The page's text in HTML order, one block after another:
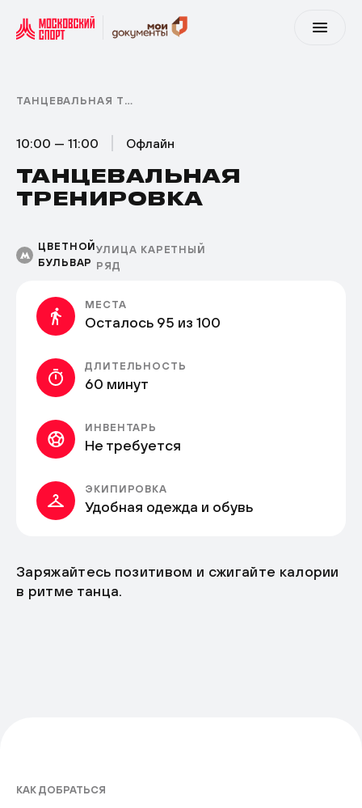
ТАНЦЕВАЛЬНАЯ ТРЕНИРОВКА
10:00 — 11:00 Офлайн
ТАНЦЕВАЛЬНАЯ
ТРЕНИРОВКА
ЦВЕТНОЙ
БУЛЬВАР
УЛИЦА КАРЕТНЫЙ
РЯД
МЕСТА
Осталось 95 из 100
ДЛИТЕЛЬНОСТЬ
60 минут
ИНВЕНТАРЬ
Не требуется
ЭКИПИРОВКА
Удобная одежда и обувь
Заряжайтесь позитивом и сжигайте калории
в ритме танца.
КАК ДОБРАТЬСЯ